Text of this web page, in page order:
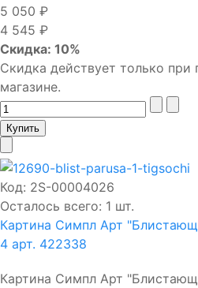
5 050 ₽
4 545 ₽
Скидка: 10%
Скидка действует только при
магазине.
Код: 2S-00004026
Осталось всего: 1 шт.
Картина Симпл Арт
4 арт. 422338
Картина Симпл Арт